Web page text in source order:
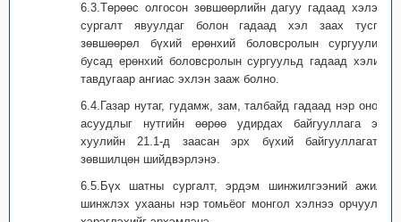
6.3.Төрөөс олгосон зөвшөөрлийн дагуу гадаад хэлээр
сургалт явуулдаг болон гадаад хэл заах тусгай
зөвшөөрөл бүхий ерөнхий боловсролын сургуулиас
бусад ерөнхий боловсролын сургуульд гадаад хэлийг
тавдугаар ангиас эхлэн зааж болно.
6.4.Газар нутаг, гудамж, зам, талбайд гадаад нэр оноох
асуудлыг нутгийн өөрөө удирдах байгууллага энэ
хуулийн 21.1-д заасан эрх бүхий байгууллагатай
зөвшилцөн шийдвэрлэнэ.
6.5.Бүх шатны сургалт, эрдэм шинжилгээний ажилд
шинжлэх ухааны нэр томьёог монгол хэлнээ орчуулан